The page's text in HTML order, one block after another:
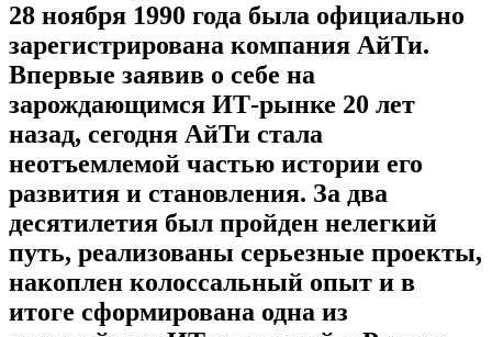
28 ноября 1990 года была официально
зарегистрирована компания АйТи.
Впервые заявив о себе на
зарождающимся ИТ-рынке 20 лет
назад, сегодня АйТи стала
неотъемлемой частью истории его
развития и становления. За два
десятилетия был пройден нелегкий
путь, реализованы серьезные проекты,
накоплен колоссальный опыт и в
итоге сформирована одна из